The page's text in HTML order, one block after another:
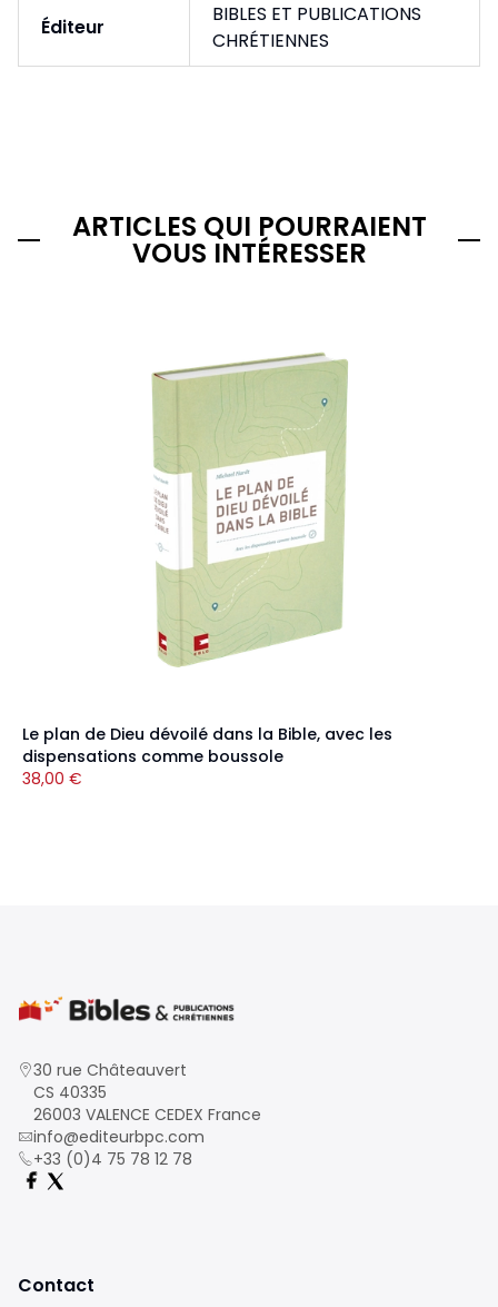
Éditeur
BIBLES ET PUBLICATIONS
CHRÉTIENNES
ARTICLES QUI POURRAIENT
VOUS INTÉRESSER
Le plan de Dieu dévoilé dans la Bible, avec les
dispensations comme boussole
38,00 €
30 rue Châteauvert
CS 40335
26003 VALENCE CEDEX France
info@editeurbpc.com
+33 (0)4 75 78 12 78
Contact